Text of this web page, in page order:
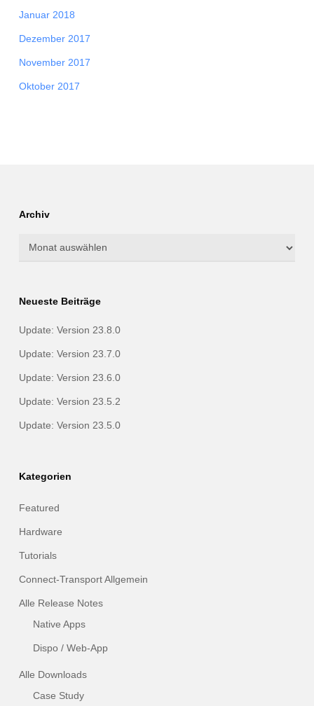
Januar 2018
Dezember 2017
November 2017
Oktober 2017
Archiv
Archiv
Neueste Beiträge
Update: Version 23.8.0
Update: Version 23.7.0
Update: Version 23.6.0
Update: Version 23.5.2
Update: Version 23.5.0
Kategorien
Featured
Hardware
Tutorials
Connect-Transport Allgemein
Alle Release Notes
Native Apps
Dispo / Web-App
Alle Downloads
Case Study